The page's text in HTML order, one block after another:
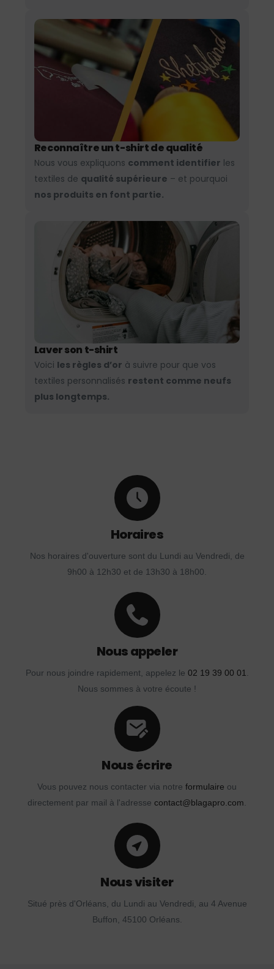
Reconnaître un t-shirt de qualité
Nous vous expliquons comment identifier les
textiles de qualité supérieure – et pourquoi
nos produits en font partie.
Laver son t-shirt
Voici les règles d’or à suivre pour que vos
textiles personnalisés restent comme neufs
plus longtemps.
Horaires
Nos horaires d'ouverture sont du Lundi au Vendredi, de
9h00 à 12h30 et de 13h30 à 18h00.
Nous appeler
Pour nous joindre rapidement, appelez le 02 19 39 00 01.
Nous sommes à votre écoute !
Nous écrire
Vous pouvez nous contacter via notre formulaire ou
directement par mail à l'adresse contact@blagapro.com.
Nous visiter
Situé près d'Orléans, du Lundi au Vendredi, au 4 Avenue
Buffon, 45100 Orléans.